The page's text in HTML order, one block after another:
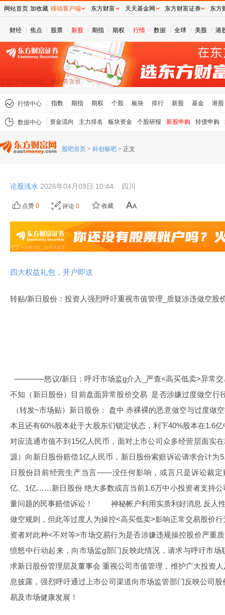
财经 焦点 股票 新股 期指 期权 行情 数据 全球 美股 港
行情中心 指数 期指 期权 个股 板块 排行 新股 基金 港股
数据中心 资金流向 主力排名 板块资金 个股研报 新股申购 转债申购
股吧首页 > 科创板吧 > 正文
论股浅水 2026年04月09日 10:44 四川
点赞 0 评论 0 收藏
四大权益礼包，开户即送
转贴/新日股份：投资人强烈呼吁重视市值管理_质疑涉违做空股
————怒议/新日：呼吁市场监g介入_严查<高买低卖>异常
不知（新日股份）目前盘面异常股价交易 是否涉嫌过度做空
（转发~市场贴）新日股份： 盘中 赤裸裸的恶意做空与过度做
本且还有60%股本处于大股东们锁定状态，利下40%股本在1.6
对应流通市值不到15亿人民币，面对上市公司众多经营层面实
源）向新日股份赔偿1亿人民币，新日股份索赔诉讼请求合计为
日股份目前经营生产当言——没任何影响，或言只是诉讼裁定
亿、1亿……新日股份 绝大多数或言当前1.6万中小投资者支持公
量问题的民事赔偿诉讼！ 神秘帐户利用实质利好消息 反人性
做空规则，但此等过度人为操控<高买低卖>影响正常交易股价
资者对此种<不对等>市场交易行为是否涉嫌违规操控股价
愤怒中行动起来，向市场监g部门反映此情况，请求与呼吁市
求新日股份管理层及董事会 重视公司市值管理，维护广大投资
息披露，强烈呼吁通过上市公司渠道向市场监管部门反映公司
易及市场健康发展！
网站首页 加收藏 移动客户端 东方财富 天天基金网 东方财富证券 东方